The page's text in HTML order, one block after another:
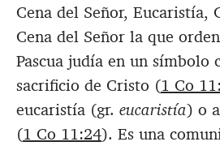
Cena del Señor, Eucaristía,
Cena del Señor la que
Pascua judía en un símbolo
sacrificio de Cristo (1 Co
eucaristía (gr. eucaristía) o
(1 Co 11:24). Es una